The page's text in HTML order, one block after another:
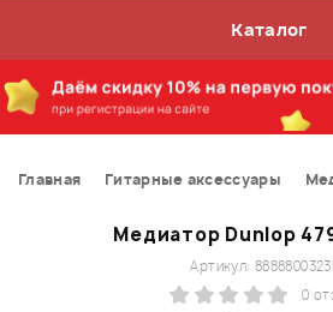
Каталог
Главная Гитарные аксессуары
Медиатор Dunlop
Артикул:
0